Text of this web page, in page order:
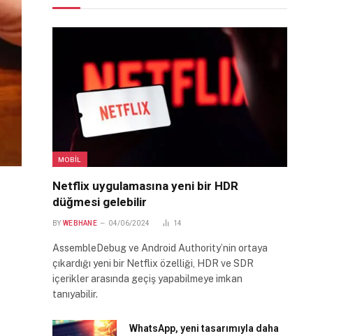
MOBIL
Netflix uygulamasına yeni bir HDR
düğmesi gelebilir
BY WEBHANE 04/06/2024 14
AssembleDebug ve Android Authority’nin ortaya
çıkardığı yeni bir Netflix özelliği, HDR ve SDR
içerikler arasında geçiş yapabilmeye imkan
tanıyabilir.
WhatsApp, yeni tasarımıyla daha